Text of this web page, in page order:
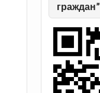
граждан”